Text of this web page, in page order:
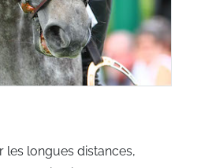
les longues distances,